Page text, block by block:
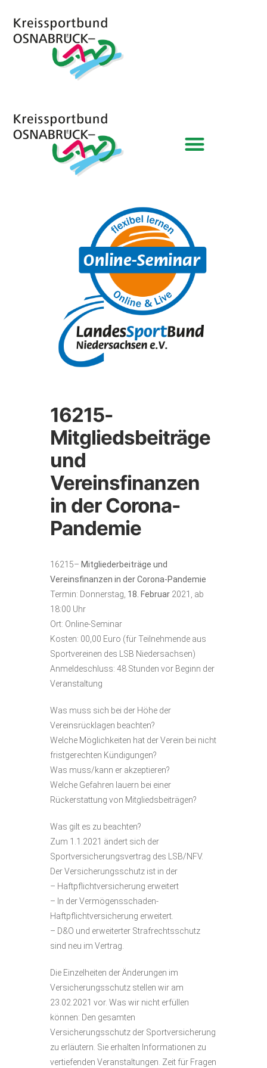
16215-
Mitgliedsbeiträge
und
Vereinsfinanzen
in der Corona-
Pandemie
16215– Mitgliederbeiträge und
Vereinsfinanzen in der Corona-Pandemie
Termin: Donnerstag, 18. Februar 2021, ab
18:00 Uhr
Ort: Online-Seminar
Kosten: 00,00 Euro (für Teilnehmende aus
Sportvereinen des LSB Niedersachsen)
Anmeldeschluss: 48 Stunden vor Beginn der
Veranstaltung
Was muss sich bei der Höhe der
Vereinsrücklagen beachten?
Welche Möglichkeiten hat der Verein bei nicht
fristgerechten Kündigungen?
Was muss/kann er akzeptieren?
Welche Gefahren lauern bei einer
Rückerstattung von Mitgliedsbeiträgen?
Was gilt es zu beachten?
Zum 1.1.2021 ändert sich der
Sportversicherungsvertrag des LSB/NFV.
Der Versicherungsschutz ist in der
– Haftpflichtversicherung erweitert
– In der Vermögensschaden-
Haftpflichtversicherung erweitert.
– D&O und erweiterter Strafrechtsschutz
sind neu im Vertrag.
Die Einzelheiten der Änderungen im
Versicherungsschutz stellen wir am
23.02.2021 vor. Was wir nicht erfüllen
können: Den gesamten
Versicherungsschutz der Sportversicherung
zu erläutern. Sie erhalten Informationen zu
vertiefenden Veranstaltungen. Zeit für Fragen